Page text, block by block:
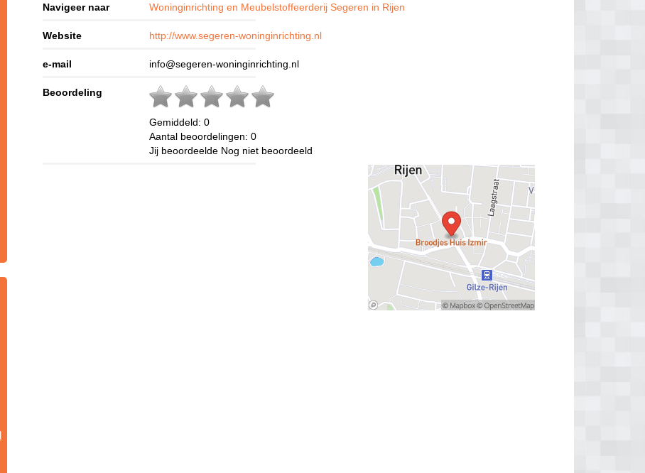
Navigeer naar Woninginrichting en Meubelstoffeerderij Segeren in Rijen
Website http://www.segeren-woninginrichting.nl
e-mail info@segeren-woninginrichting.nl
Beoordeling
Gemiddeld:0
Aantal beoordelingen:0
Jij beoordeelde Nog niet beoordeeld